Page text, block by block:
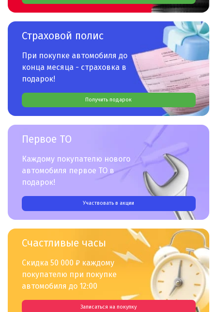
Страховой полис
При покупке автомобиля до
конца месяца - страховка в
подарок!
Получить подарок
Первое ТО
Каждому покупателю нового
автомобиля первое ТО в
подарок!
Участвовать в акции
Счастливые часы
Скидка 50 000 ₽ каждому
покупателю при покупке
автомобиля до 12:00
Записаться на покупку